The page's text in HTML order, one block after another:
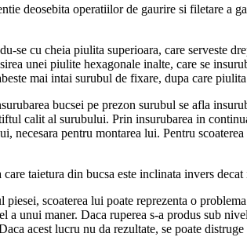
deosebita operatiilor de gaurire si filetare a
se cu cheia piulita superioara, care serveste
unei piulite hexagonale inalte, care se
mai intai surubul de fixare, dupa care piulita
bucsei pe prezon surubul se afla
calit al surubului. Prin insurubarea in
necesara pentru montarea lui. Pentru
taietura din bucsa este inclinata invers
scoaterea lui poate reprezenta o
unui maner. Daca ruperea s-a produs sub
acest lucru nu da rezultate, se poate